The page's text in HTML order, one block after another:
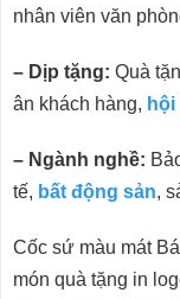
nhân viên văn
– Dịp tặng: Quà
ân khách hàng,
– Ngành nghề:
tế, bất động sản,
Cốc sứ màu mát
món quà tặng in